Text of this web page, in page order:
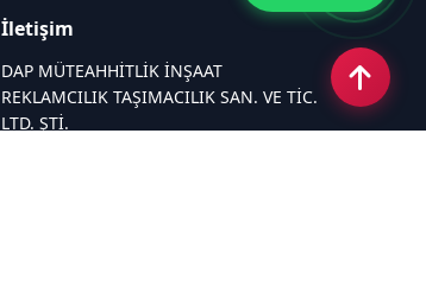
İletişim
DAP MÜTEAHHİTLİK İNŞAAT
REKLAMCILIK TAŞIMACILIK SAN. VE TİC.
LTD. ŞTİ.